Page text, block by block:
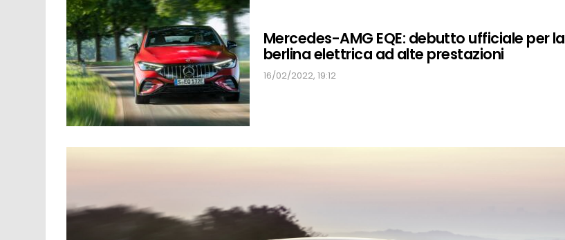
Mercedes-AMG EQE: debutto ufficiale per la
berlina elettrica ad alte prestazioni
16/02/2022, 19:12